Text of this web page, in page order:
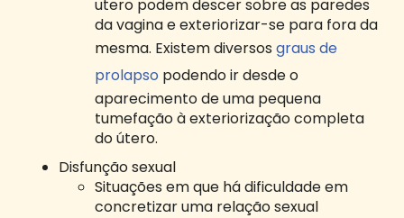
utero podem descer sobre as paredes
da vagina e exteriorizar-se para fora da
mesma. Existem diversos graus de
prolapso podendo ir desde o
aparecimento de uma pequena
tumefação à exteriorização completa
do útero.
Disfunção sexual
Situações em que há dificuldade em
concretizar uma relação sexual